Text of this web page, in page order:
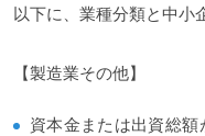
中小企業のM&A・
以下に、業種分類と中小
【製造業その他】
資本金または出資総額